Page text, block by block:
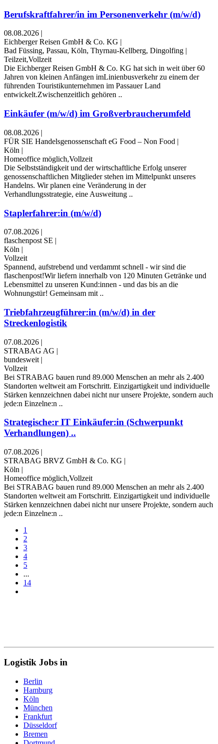
Berufskraftfahrer/in im Personenverkehr (m/w/d)
08.08.2026 |
Eichberger Reisen GmbH & Co. KG |
Bad Füssing, Passau, Köln, Thyrnau-Kellberg, Dingolfing |
Teilzeit,Vollzeit
Die Eichberger Reisen GmbH & Co. KG hat sich in weit über 60
Jahren von kleinen Anfängen imLinienbusverkehr zu einem der
führenden Touristikunternehmen im Passauer Land
entwickelt.Zwischenzeitlich gehören ..
Einkäufer (m/w/d) im Großverbraucherumfeld
08.08.2026 |
FÜR SIE Handelsgenossenschaft eG Food – Non Food |
Köln |
Homeoffice möglich,Vollzeit
Die Selbstständigkeit und der wirtschaftliche Erfolg unserer
genossenschaftlichen Mitglieder stehen im Mittelpunkt unseres
Handelns. Wir planen eine Veränderung in der
Verhandlungsstrategie, eine Ausweitung ..
Staplerfahrer:in (m/w/d)
07.08.2026 |
flaschenpost SE |
Köln |
Vollzeit
Spannend, aufstrebend und verdammt schnell - wir sind die
flaschenpost!Wir liefern innerhalb von 120 Minuten Getränke und
Lebensmittel zu unseren Kund:innen - und das bis an die
Wohnungstür! Gemeinsam mit ..
Triebfahrzeugführer:in (m/w/d) in der
Streckenlogistik
07.08.2026 |
STRABAG AG |
bundesweit |
Vollzeit
Bei STRABAG bauen rund 89.000 Menschen an mehr als 2.400
Standorten weltweit am Fortschritt. Einzigartigkeit und individuelle
Stärken kennzeichnen dabei nicht nur unsere Projekte, sondern auch
jede:n Einzelne:n ..
Strategische:r IT Einkäufer:in (Schwerpunkt
Verhandlungen) ..
07.08.2026 |
STRABAG BRVZ GmbH & Co. KG |
Köln |
Homeoffice möglich,Vollzeit
Bei STRABAG bauen rund 89.000 Menschen an mehr als 2.400
Standorten weltweit am Fortschritt. Einzigartigkeit und individuelle
Stärken kennzeichnen dabei nicht nur unsere Projekte, sondern auch
jede:n Einzelne:n ..
1
2
3
4
5
...
14
Logistik Jobs in
Berlin
Hamburg
Köln
München
Frankfurt
Düsseldorf
Bremen